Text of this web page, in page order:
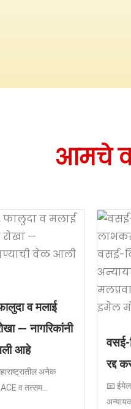
आमचे
व मलाई
— नागरिकांनी
आहे
अनेक
व तत्सम...
वसई-
रद्द
📧